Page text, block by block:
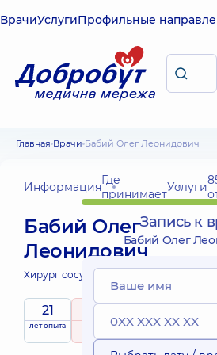
ВрачиУслугиПрофильные
Главная Врачи Бабий Олег Леонидович
ИнформацияГде
принимаетУслуги
Бабий Олег
Леонидович
Хирург сосудистый;
21
лет опыта рейтингна основе
Запись к
Бабий Олег